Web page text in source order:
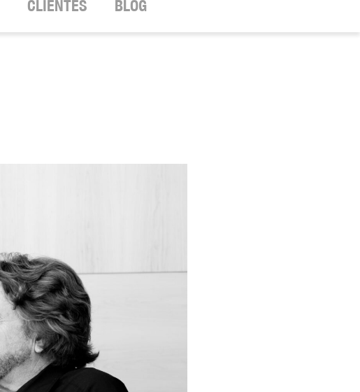
CLIENTES BLOG